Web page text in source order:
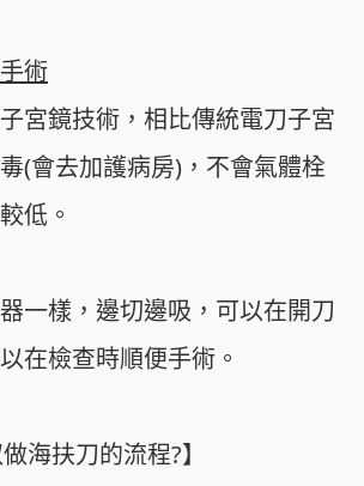
術
宮鏡技術，相比傳統電刀子宮
(會去加護病房)，不會氣體栓
低。
一樣，邊切邊吸，可以在開刀
在檢查時順便手術。
海扶刀的流程?】